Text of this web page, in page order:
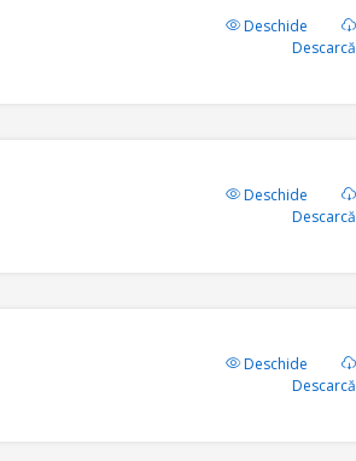
Deschide
Descarcă
Deschide
Descarcă
Deschide
Descarcă